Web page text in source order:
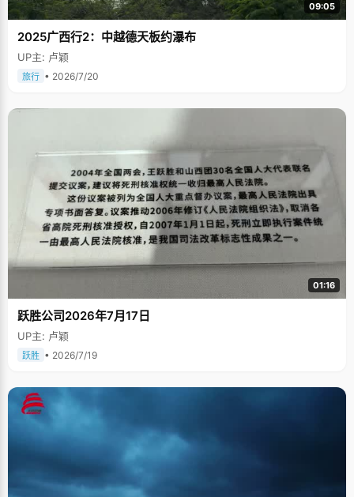
09:05
2025广西行2：中越德天板约瀑布
UP主: 卢颖
旅行 • 2026/7/20
01:16
跃胜公司2026年7月17日
UP主: 卢颖
跃胜 • 2026/7/19